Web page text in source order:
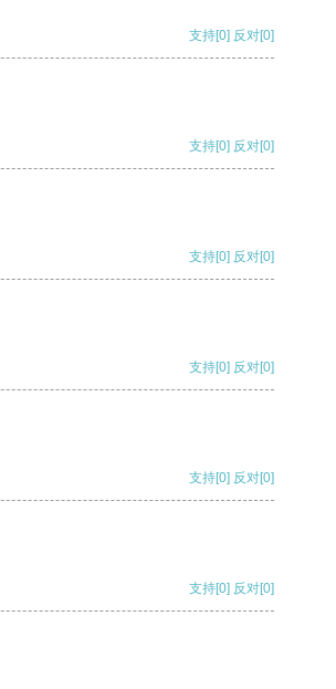
支持[0] 反对[0]
支持[0] 反对[0]
支持[0] 反对[0]
支持[0] 反对[0]
支持[0] 反对[0]
支持[0] 反对[0]